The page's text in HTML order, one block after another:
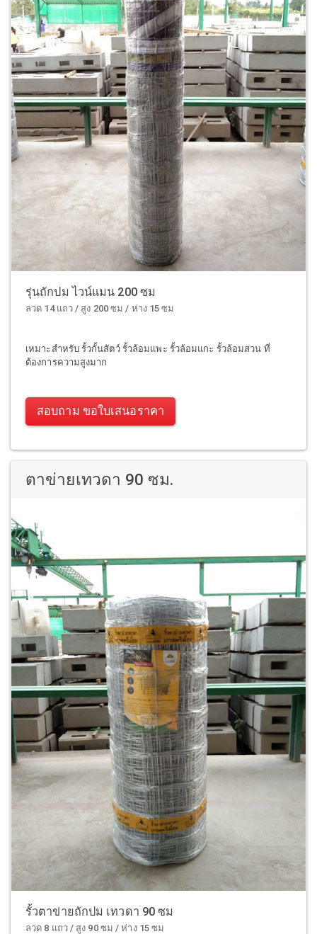
รุ่นถักปม ไวน์แมน 200 ซม
ลวด 14 แถว / สูง 200 ซม / ห่าง 15 ซม
เหมาะสำหรับ รั้วกั้นสัตว์ รั้วล้อมแพะ รั้วล้อมแกะ รั้วล้อมสวน ที่
ต้องการความสูงมาก
สอบถาม ขอใบเสนอราคา
ตาข่ายเทวดา 90 ซม.
รั้วตาข่ายถักปม เทวดา 90 ซม
ลวด 8 แถว / สูง 90 ซม / ห่าง 15 ซม